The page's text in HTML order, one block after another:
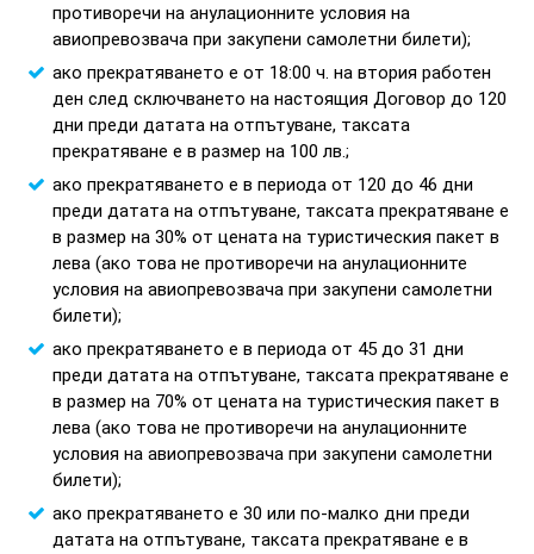
противоречи на анулационните условия на
авиопревозвача при закупени самолетни билети);
ако прекратяването е от 18:00 ч. на втория работен
ден след сключването на настоящия Договор до 120
дни преди датата на отпътуване, таксата
прекратяване е в размер на 100 лв.;
ако прекратяването е в периода от 120 до 46 дни
преди датата на отпътуване, таксата прекратяване е
в размер на 30% от цената на туристическия пакет в
лева (ако това не противоречи на анулационните
условия на авиопревозвача при закупени самолетни
билети);
ако прекратяването е в периода от 45 до 31 дни
преди датата на отпътуване, таксата прекратяване е
в размер на 70% от цената на туристическия пакет в
лева (ако това не противоречи на анулационните
условия на авиопревозвача при закупени самолетни
билети);
ако прекратяването е 30 или по-малко дни преди
датата на отпътуване, таксата прекратяване е в